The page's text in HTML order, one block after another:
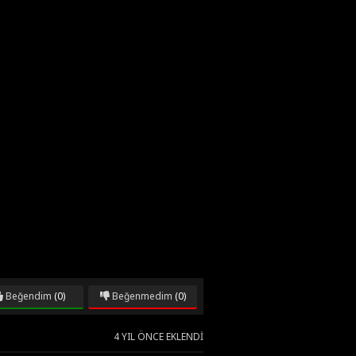
Beğendim (0) Beğenmedim (0)
4 YIL ÖNCE EKLENDI